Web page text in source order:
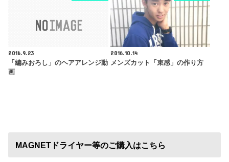
2016.9.23
「編みおろし」のヘアアレンジ動
画
2016.10.14
メンズカット「束感」の作り方
MAGNETドライヤー等のご購入はこちら